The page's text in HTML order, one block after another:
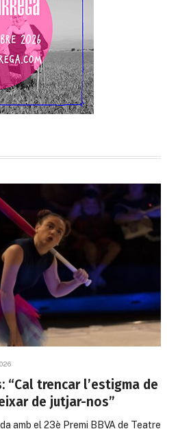
“Cal trencar l’estigma de
de jutjar-nos”
amb el 23è Premi BBVA de Teatre